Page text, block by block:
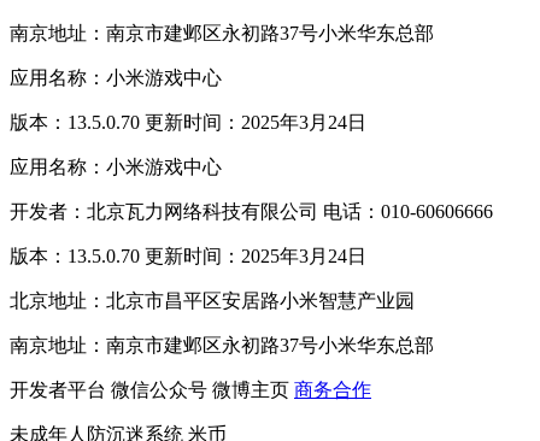
南京地址：南京市建邺区永初路37号小米华东总部
应用名称：小米游戏中心
版本：13.5.0.70 更新时间：2025年3月24日
应用名称：小米游戏中心
开发者：北京瓦力网络科技有限公司 电话：010-60606666
版本：13.5.0.70 更新时间：2025年3月24日
北京地址：北京市昌平区安居路小米智慧产业园
南京地址：南京市建邺区永初路37号小米华东总部
开发者平台 微信公众号 微博主页 商务合作
未成年人防沉迷系统 米币